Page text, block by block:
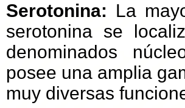
Serotonina: La
serotonina se
denominados
posee una amplia
muy diversas